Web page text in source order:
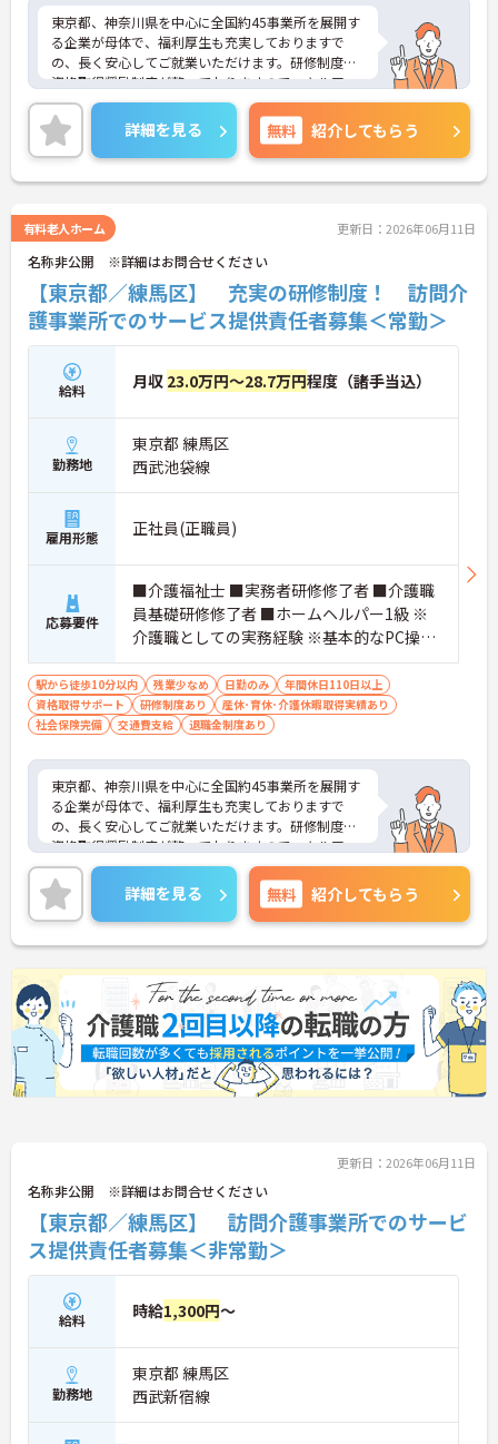
東京都、神奈川県を中心に全国約45事業所を展開す
る企業が母体で、福利厚生も充実しておりますで
の、長く安心してご就業いただけます。研修制度や
資格取得奨励制度が整っておりますのでスキルアッ
プも目指せる環境です。
ご興味のある方は是非お気軽にお問い合わせ下さ
い。
詳細を見る 無料 紹介してもらう
有料老人ホーム 更新日：2026年06月11日
名称非公開 ※詳細はお問合せください
【東京都／練馬区】 充実の研修制度！ 訪問介
護事業所でのサービス提供責任者募集＜常勤＞
給料 月収 23.0万円～28.7万円程度（諸手当込）
勤務地
東京都 練馬区
西武池袋線
雇用形態 正社員(正職員)
応募要件
■介護福祉士 ■実務者研修修了者 ■介護職
員基礎研修修了者 ■ホームヘルパー1級 ※
介護職としての実務経験 ※基本的なPC操作
ができる方 ※地域によっては、普通自動車
運転免許(AT限定可)が必要となる場合があ
ります。
駅から徒歩10分以内 残業少なめ 日勤のみ
年間休日110日以上
資格取得サポート
研修制度あり
産休･育休･介護休暇取得実績あり
社会保険完備
交通費支給 退職金制度あり
東京都、神奈川県を中心に全国約45事業所を展開す
る企業が母体で、福利厚生も充実しておりますで
の、長く安心してご就業いただけます。研修制度や
資格取得奨励制度が整っておりますのでスキルアッ
プも目指せる環境です。
ご興味のある方は是非お気軽にお問い合わせ下さ
い。
詳細を見る 無料 紹介してもらう
更新日：2026年06月11日
名称非公開 ※詳細はお問合せください
【東京都／練馬区】 訪問介護事業所でのサービ
ス提供責任者募集＜非常勤＞
給料 時給1,300円～
勤務地
東京都 練馬区
西武新宿線